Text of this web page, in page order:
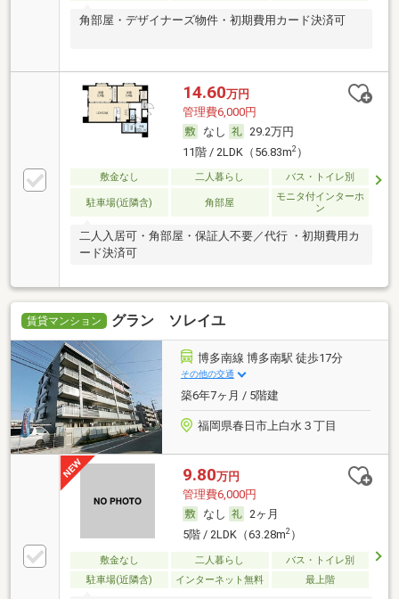
角部屋・デザイナーズ物件・初期費用カード決済可
14.60万円
管理費6,000円
なし
29.2万円
11階 / 2LDK（56.83m2）
敷金なし 二人暮らし バス・トイレ別
駐車場(近隣含) 角部屋
モニタ付インターホ
ン
二人入居可・角部屋・保証人不要／代行 ・初期費用カ
ード決済可
賃貸マンション グラン ソレイユ
博多南線 博多南駅 徒歩17分
その他の交通
築6年7ヶ月 / 5階建
福岡県春日市上白水３丁目
9.80万円
管理費6,000円
なし
2ヶ月
5階 / 2LDK（63.28m2）
敷金なし 二人暮らし
バス・トイレ別
駐車場(近隣含)
インターネット無料 最上階